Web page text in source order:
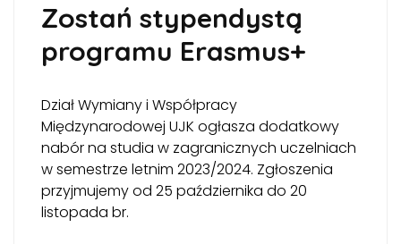
Zostań stypendystą
programu Erasmus+
Dział Wymiany i Współpracy
Międzynarodowej UJK ogłasza dodatkowy
nabór na studia w zagranicznych uczelniach
w semestrze letnim 2023/2024. Zgłoszenia
przyjmujemy od 25 października do 20
listopada br.